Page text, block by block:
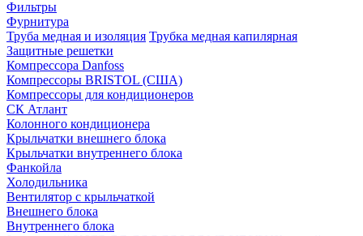
Фильтры
Фурнитура
Труба медная и изоляция Трубка медная капилярная
Защитные решетки
Компрессора Danfoss
Компрессоры BRISTOL (США)
Компрессоры для кондиционеров
СК Атлант
Колонного кондиционера
Крыльчатки внешнего блока
Крыльчатки внутреннего блока
Фанкойла
Холодильника
Вентилятор с крыльчаткой
Внешнего блока
Внутреннего блока